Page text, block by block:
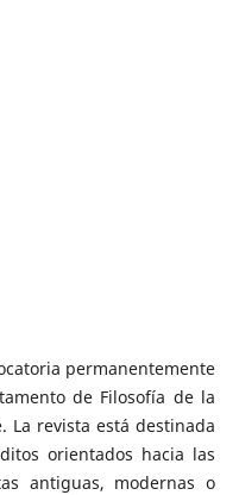
permanentemente
de Filosofía de la
La revista está destinada
orientados hacia las
antiguas, modernas o